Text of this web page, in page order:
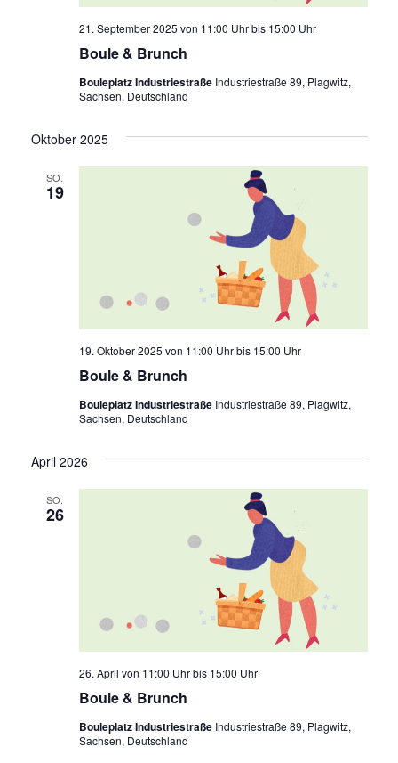
Boule & Brunch
21. September 2025 von 11:00 Uhrbis 15:00 Uhr
Bouleplatz Industriestraße Industriestraße 89, Plagwitz,
Sachsen, Deutschland
Oktober 2025
SO.
19
Boule & Brunch
19. Oktober 2025 von 11:00 Uhrbis 15:00 Uhr
Bouleplatz Industriestraße Industriestraße 89, Plagwitz,
Sachsen, Deutschland
April 2026
SO.
26
Boule & Brunch
26. April von 11:00 Uhrbis 15:00 Uhr
Bouleplatz Industriestraße Industriestraße 89, Plagwitz,
Sachsen, Deutschland